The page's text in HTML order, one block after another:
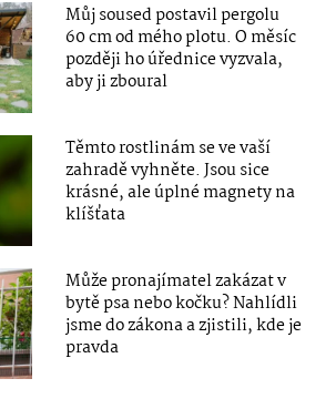
Můj soused postavil pergolu
60 cm od mého plotu. O měsíc
později ho úřednice vyzvala,
aby ji zboural
Těmto rostlinám se ve vaší
zahradě vyhněte. Jsou sice
krásné, ale úplné magnety na
klíšťata
Může pronajímatel zakázat v
bytě psa nebo kočku? Nahlídli
jsme do zákona a zjistili, kde je
pravda